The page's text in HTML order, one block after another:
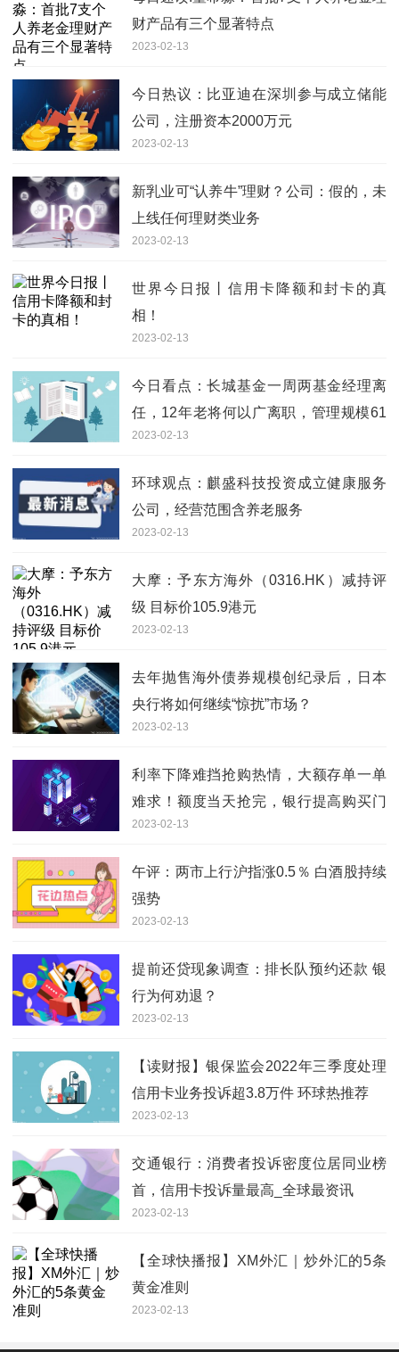
财产品有三个显著特点
2023-02-13
今日热议：比亚迪在深圳参与成立储能
公司，注册资本2000万元
2023-02-13
新乳业可“认养牛”理财？公司：假的，未
上线任何理财类业务
2023-02-13
世界今日报丨信用卡降额和封卡的真
相！
2023-02-13
今日看点：长城基金一周两基金经理离
任，12年老将何以广离职，管理规模61
亿
2023-02-13
环球观点：麒盛科技投资成立健康服务
公司，经营范围含养老服务
2023-02-13
大摩：予东方海外（0316.HK）减持评
级 目标价105.9港元
2023-02-13
去年抛售海外债券规模创纪录后，日本
央行将如何继续“惊扰”市场？
2023-02-13
利率下降难挡抢购热情，大额存单一单
难求！额度当天抢完，银行提高购买门
槛-天天热闻
2023-02-13
午评：两市上行沪指涨0.5％ 白酒股持续
强势
2023-02-13
提前还贷现象调查：排长队预约还款 银
行为何劝退？
2023-02-13
【读财报】银保监会2022年三季度处理
信用卡业务投诉超3.8万件 环球热推荐
2023-02-13
交通银行：消费者投诉密度位居同业榜
首，信用卡投诉量最高_全球最资讯
2023-02-13
【全球快播报】XM外汇｜炒外汇的5条
黄金准则
2023-02-13